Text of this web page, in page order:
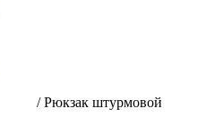
/Рюкзак штурмовой